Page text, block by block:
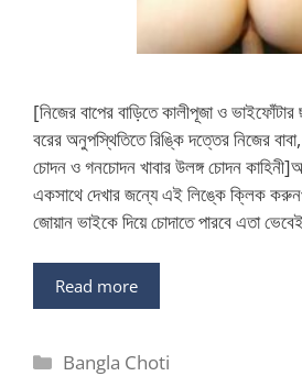
[নিজের বাপের বাড়িতে কালীপূজা ও
বরের অনুপস্থিতিতে রিঙ্কি দত্তের নিজের
চোদন ও গনচোদন খাবার উলঙ্গ চোদন
একসাথে দেখার জন্যে এই লিঙ্কে ক্লিক
জোয়ান ভাইকে দিয়ে চোদাতে পারবে এতা
Read more
Categories
Bangla Choti